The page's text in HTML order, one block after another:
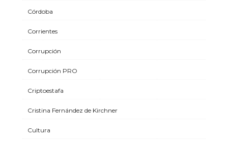
Córdoba
Corrientes
Corrupción
Corrupción PRO
Criptoestafa
Cristina Fernández de Kirchner
Cultura